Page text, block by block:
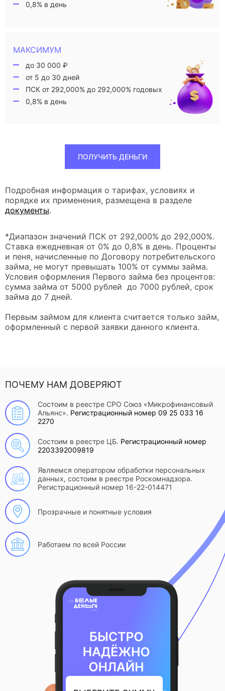
0,8% в день
МАКСИМУМ
до 30 000 ₽
от 5 до 30 дней
ПСК от 292,000% до 292,000% годовых
0,8% в день
ПОЛУЧИТЬ ДЕНЬГИ
Подробная информация о тарифах, условиях и
порядке их применения, размещена в разделе
документы.
*Диапазон значений ПСК от 292,000% до 292,000%.
Ставка ежедневная от 0% до 0,8% в день. Проценты
и пеня, начисленные по Договору потребительского
займа, не могут превышать 100% от суммы займа.
Условия оформления Первого займа без процентов:
сумма займа от 5000 рублей до 7000 рублей, срок
займа до 7 дней.
Первым займом для клиента считается только займ,
оформленный с первой заявки данного клиента.
ПОЧЕМУ НАМ ДОВЕРЯЮТ
Состоим в реестре СРО Союз «Микрофинансовый
Альянс». Регистрационный номер 09 25 033 16
2270
Состоим в реестре ЦБ. Регистрационный номер
2203392009819
Являемся оператором обработки персональных
данных, состоим в реестре Роскомнадзора.
Регистрационный номер 16-22-014471
Прозрачные и понятные условия
Работаем по всей России